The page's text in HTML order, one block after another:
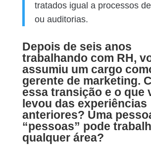
tratados igual a processos
ou auditorias.
Depois de seis anos
trabalhando com RH,
assumiu um cargo
gerente de marketing.
essa transição e o que
levou das experiências
anteriores? Uma
“pessoas” pode
qualquer área?